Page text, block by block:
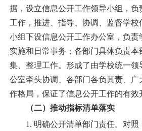
据，设立信息公开工作领导小组，负
工作，推进、指导、协调、监督学校
小组下设信息公开工作办公室，负责
实施和日常事务；各部门具体负责本
集、整理工作。形成了由学校统一领
公室牵头协调、各部门各负其责、广
作格局，保证了信息公开工作的有效
（二）推动指标清单落实
1. 明确公开清单部门责任。对照